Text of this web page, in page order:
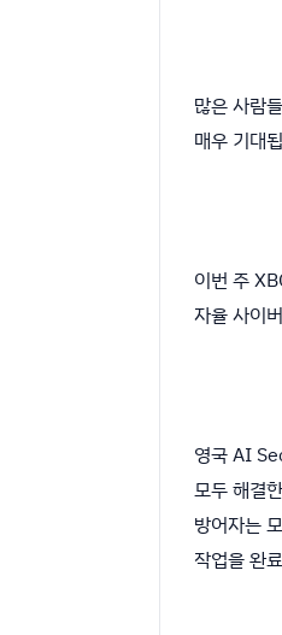
많은 사람
매우 기대
이번 주
자율 사이
영국 AI
모두 해결
방어자는
작업을 완